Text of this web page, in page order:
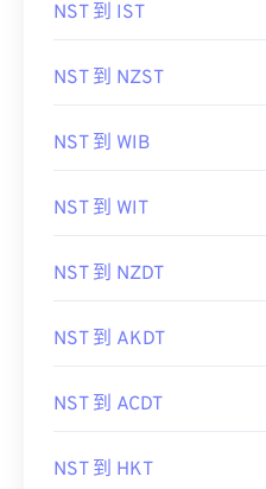
NST 到 IST
NST 到 NZST
NST 到 WIB
NST 到 WIT
NST 到 NZDT
NST 到 AKDT
NST 到 ACDT
NST 到 HKT